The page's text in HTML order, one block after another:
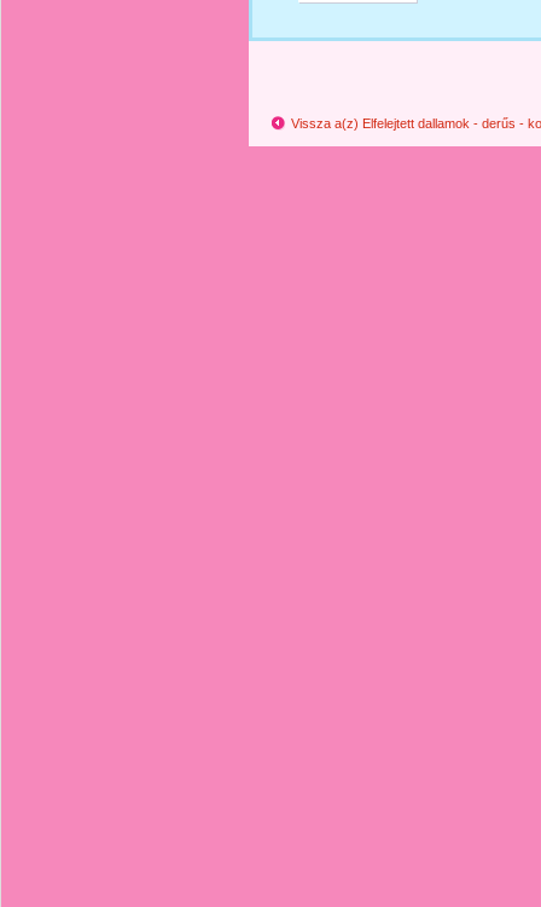
Vissza a(z) Elfelejtett dallamok - derűs -